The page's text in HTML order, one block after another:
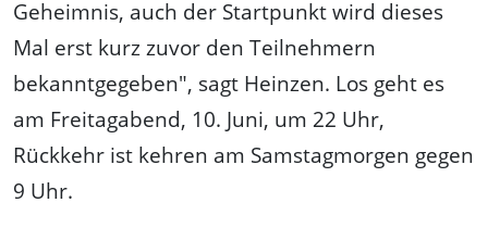
Geheimnis, auch der Startpunkt wird dieses
Mal erst kurz zuvor den Teilnehmern
bekanntgegeben", sagt Heinzen. Los geht es
am Freitagabend, 10. Juni, um 22 Uhr,
Rückkehr ist kehren am Samstagmorgen gegen
9 Uhr.